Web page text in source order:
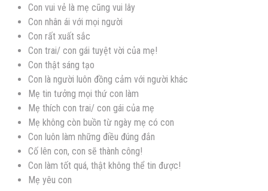
Con vui vẻ là mẹ cũng vui lây
Con nhân ái với mọi người
Con rất xuất sắc
Con trai/ con gái tuyệt vời của mẹ!
Con thật sáng tạo
Con là người luôn đồng cảm với người khác
Mẹ tin tưởng mọi thứ con làm
Mẹ thích con trai/ con gái của mẹ
Mẹ không còn buồn từ ngày mẹ có con
Con luôn làm những điều đúng đắn
Cố lên con, con sẽ thành công!
Con làm tốt quá, thật không thể tin được!
Mẹ yêu con